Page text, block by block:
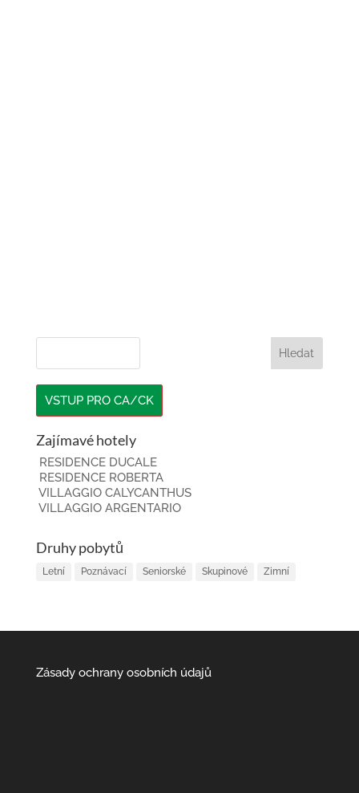
VSTUP PRO CA/CK
Zajímavé hotely
RESIDENCE DUCALE
RESIDENCE ROBERTA
VILLAGGIO CALYCANTHUS
VILLAGGIO ARGENTARIO
Druhy pobytů
Letní Poznávací Seniorské Skupinové Zimní
Zásady ochrany osobních údajů